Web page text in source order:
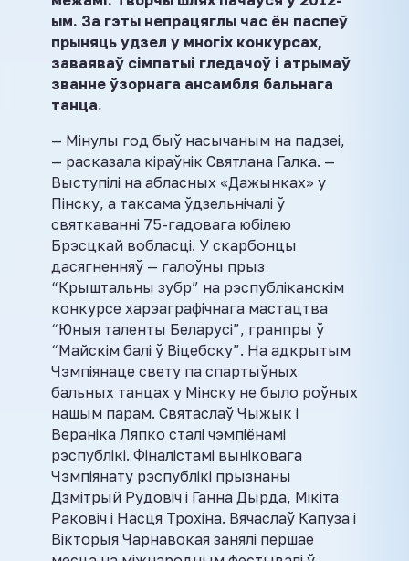
ым. За гэты непрацяглы час ён паспеў
прыняць удзел у многіх конкурсах,
заваяваў сімпатыі гледачоў і атрымаў
званне ўзорнага ансамбля бальнага
танца.
— Мінулы год быў насычаным на падзеі,
— расказала кіраўнік Святлана Галка. —
Выступілі на абласных «Дажынках» у
Пінску, а таксама ўдзельнічалі ў
святкаванні 75-гадовага юбілею
Брэсцкай вобласці. У скарбонцы
дасягненняў — галоўны прыз
“Крыштальны зубр” на рэспубліканскім
конкурсе харэаграфічнага мастацтва
“Юныя таленты Беларусі”, гранпры ў
“Майскім балі ў Віцебску”. На адкрытым
Чэмпіянаце свету па спартыўных
бальных танцах у Мінску не было роўных
нашым парам. Святаслаў Чыжык і
Вераніка Ляпко сталі чэмпіёнамі
рэспублікі. Фіналістамі выніковага
Чэмпіянату рэспублікі прызнаны
Дзмітрый Рудовіч і Ганна Дырда, Мікіта
Раковіч і Насця Трохіна. Вячаслаў Капуза і
Вікторыя Чарнавокая занялі першае